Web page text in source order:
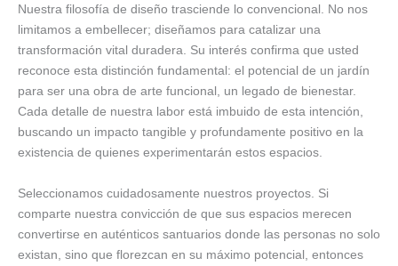
Nuestra filosofía de diseño trasciende lo convencional. No nos
limitamos a embellecer; diseñamos para catalizar una
transformación vital duradera. Su interés confirma que usted
reconoce esta distinción fundamental: el potencial de un jardín
para ser una obra de arte funcional, un legado de bienestar.
Cada detalle de nuestra labor está imbuido de esta intención,
buscando un impacto tangible y profundamente positivo en la
existencia de quienes experimentarán estos espacios.
Seleccionamos cuidadosamente nuestros proyectos. Si
comparte nuestra convicción de que sus espacios merecen
convertirse en auténticos santuarios donde las personas no solo
existan, sino que florezcan en su máximo potencial, entonces